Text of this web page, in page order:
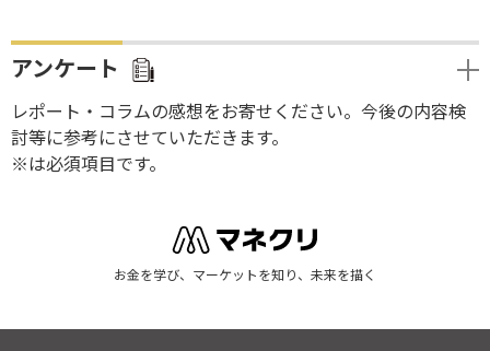
アンケート
レポート・コラムの感想をお寄せください。今後の内容検
討等に参考にさせていただきます。
※は必須項目です。
お金を学び、マーケットを知り、未来を描く